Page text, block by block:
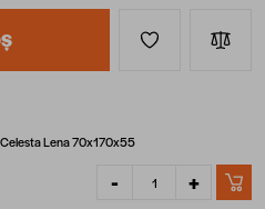
Lena 70x170x55
- +